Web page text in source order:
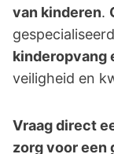
van kinderen.
kinderopvang
veiligheid en
Vraag direct
zorg voor een